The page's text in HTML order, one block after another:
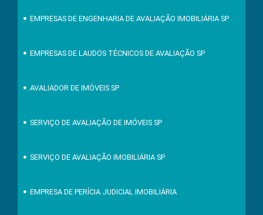
EMPRESAS DE ENGENHARIA DE AVALIAÇÃO IMOBILIÁRIA SP
EMPRESAS DE LAUDOS TÉCNICOS DE AVALIAÇÃO SP
AVALIADOR DE IMÓVEIS SP
SERVIÇO DE AVALIAÇÃO DE IMÓVEIS SP
SERVIÇO DE AVALIAÇÃO IMOBILIÁRIA SP
EMPRESA DE PERÍCIA JUDICIAL IMOBILIÁRIA